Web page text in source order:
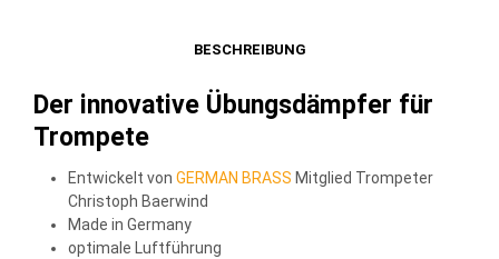
BESCHREIBUNG
Der innovative Übungsdämpfer für
Trompete
Entwickelt von GERMAN BRASS Mitglied Trompeter
Christoph Baerwind
Made in Germany
optimale Luftführung